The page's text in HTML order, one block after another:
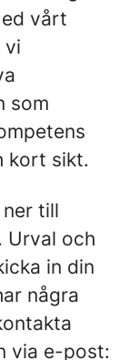
vårt
vi
som
kort sikt.
till
Urval och
in din
några
via e-post: